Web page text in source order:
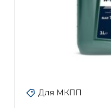
Для МКПП